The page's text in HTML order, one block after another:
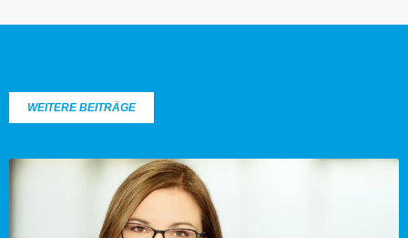
WEITERE BEITRÄGE